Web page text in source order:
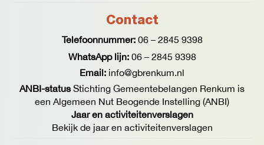
Contact
Telefoonnummer: 06 – 2845 9398
WhatsApp lijn: 06 – 2845 9398
Email: info@gbrenkum.nl
ANBI-statusStichting Gemeentebelangen Renkum is
een Algemeen Nut Beogende Instelling (ANBI)
Jaar en activiteitenverslagen
Bekijk de jaar en activiteitenverslagen